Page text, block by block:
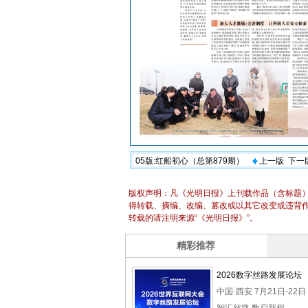
05版:红船初心（总第879期） 上一版 下一